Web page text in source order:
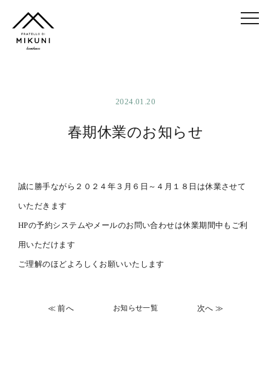
2024.01.20
春期休業のお知らせ
誠に勝手ながら２０２４年３月６日～４月１８日は休業させて
いただきます
HPの予約システムやメールのお問い合わせは休業期間中もご利
用いただけます
ご理解のほどよろしくお願いいたします
≪ 前へ お知らせ一覧 次へ ≫